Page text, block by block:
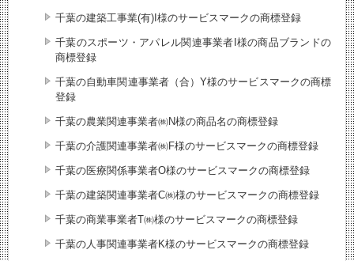
千葉の建築工事業(有)I様のサービスマークの商標登録
千葉のスポーツ・アパレル関連事業者I様の商品ブランドの
商標登録
千葉の自動車関連事業者（合）Y様のサービスマークの商標
登録
千葉の農業関連事業者㈱N様の商品名の商標登録
千葉の介護関連事業者㈱F様のサービスマークの商標登録
千葉の医療関係事業者O様のサービスマークの商標登録
千葉の建築関連事業者C㈱様のサービスマークの商標登録
千葉の商業事業者T㈱様のサービスマークの商標登録
千葉の人事関連事業者K様のサービスマークの商標登録